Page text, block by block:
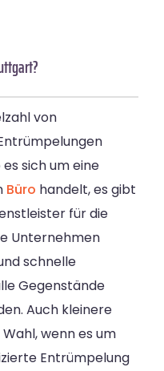
von
sich um eine
Büro handelt, es gibt
für die
Unternehmen
schnelle
Gegenstände
Auch kleinere
wenn es um
Entrümpelung